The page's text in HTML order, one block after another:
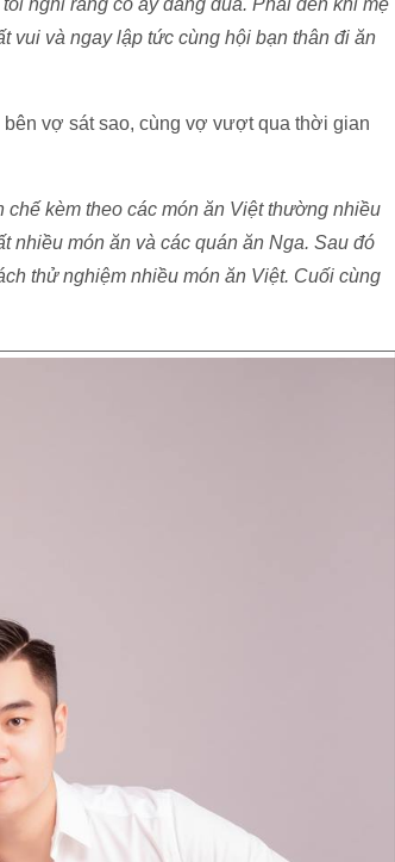
nghĩ rằng cô ấy đang đùa. Phải đến khi mẹ
vui và ngay lập tức cùng hội bạn thân đi ăn
vợ sát sao, cùng vợ vượt qua thời gian
kèm theo các món ăn Việt thường nhiều
nhiều món ăn và các quán ăn Nga. Sau đó
thử nghiệm nhiều món ăn Việt. Cuối cùng